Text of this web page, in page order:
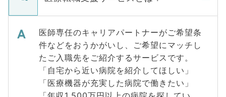
医師専任のキャリアパートナーがご希望条
件などをおうかがいし、ご希望にマッチし
たご入職先をご紹介するサービスです。
「自宅から近い病院を紹介してほしい」
「医療機器が充実した病院で働きたい」